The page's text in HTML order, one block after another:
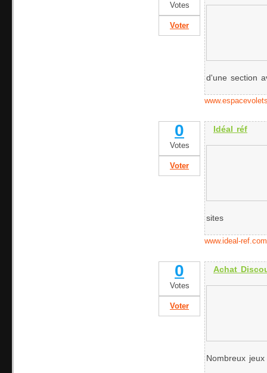
Votes
Voter
d'une section
0
Votes
Voter
Idéal réf
sites
www.ideal-ref.com
0
Votes
Voter
Achat
Nombreux